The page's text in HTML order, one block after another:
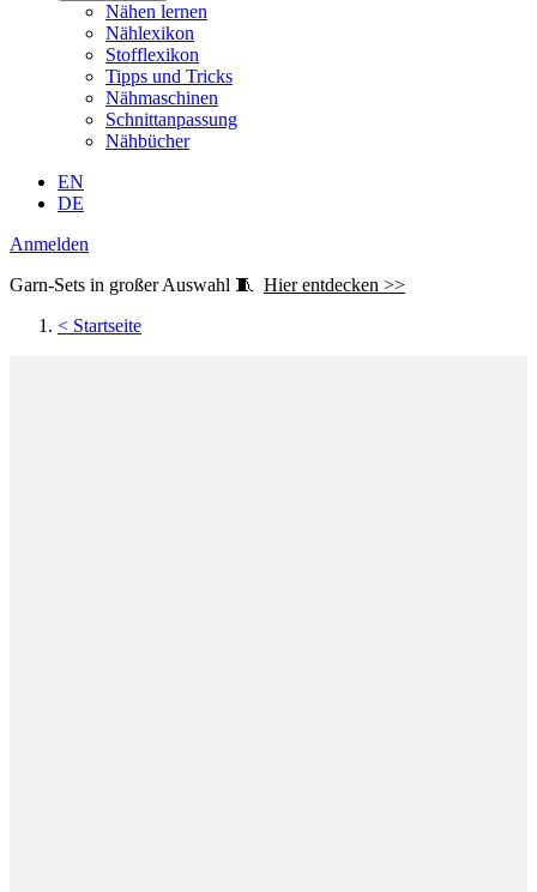
Nähen lernen
Nählexikon
Stofflexikon
Tipps und Tricks
Nähmaschinen
Schnittanpassung
Nähbücher
EN
DE
Anmelden
Garn-Sets in großer Auswahl 🧵 Hier entdecken >>
< Startseite